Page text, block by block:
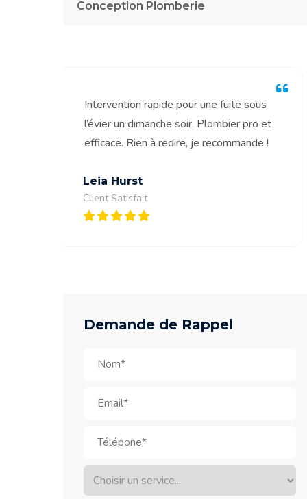
Conception Plomberie
Canalisation bouchée en pleine activité…
Plombiers-Local est intervenu dans
l’heure. Service impeccable et personnel
Willis Presley
Client Satisfait
Demande de Rappel